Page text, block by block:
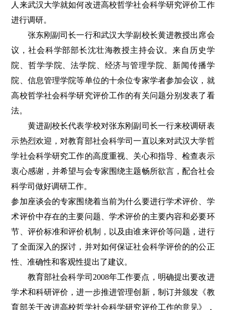
人来武汉大学就如何改进高校哲学社会科学研究评价工作
进行调研。
张东刚副司长一行和武汉大学副校长黄进教授出席会
议，社会科学部部长沈壮海教授主持会议。来自历史学
院、哲学学院、法学院、经济与管理学院、新闻传播学
院、信息管理学院等单位的十余位专家学者参加会议，就
高校哲学社会科学研究评价工作的有关问题分别发表了看
法。
黄进副校长代表学校对张东刚副司长一行来校调研表
示热烈欢迎，对教育部社会科学司一直以来对武汉大学哲
学社会科学研究工作的高度重视、关心和指导、检查表示
衷心感谢，并希望与会专家围绕主题畅所欲言，配合社会
科学司做好调研工作。
参加座谈会的专家围绕着当前为什么要进行学术评价、学
术评价中存在的主要问题、学术评价的主要内容和必要环
节、评价标准和评价机制，以及由谁来评价等问题，进行
了全面深入的探讨，并对如何保证社会科学评价的的公正
性、准确性和客观性提出了建议。
教育部社会科学司2008年工作要点，明确提出要改进
学术和科研评价，进一步推进管理创新，制订并颁发《教
育部关于改进高校哲学社会科学研究评价工作的意见》，